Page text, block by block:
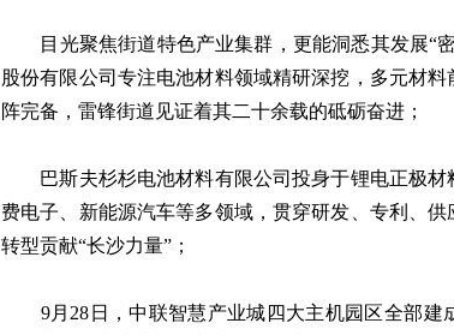
目光聚焦街道特色产业集群，更能洞悉其发展“密
股份有限公司专注电池材料领域精研深挖，多元材
阵完备，雷锋街道见证着其二十余载的砥砺奋进；
巴斯夫杉杉电池材料有限公司投身于锂电正极材
费电子、新能源汽车等多领域，贯穿研发、专利、
转型贡献“长沙力量”；
9月28日，中联智慧产业城四大主机园区全部建